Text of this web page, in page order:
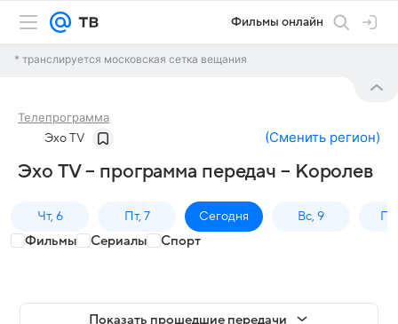
Фильмы онлайн
* транслируется московская сетка вещания
Телепрограмма
Эхо TV (Сменить регион)
Эхо TV – программа передач – Королев
Чт, 6 Пт, 7 Сегодня Вс, 9
Фильмы Сериалы Спорт
Показать прошедшие передачи